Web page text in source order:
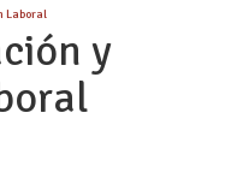
Laboral
y